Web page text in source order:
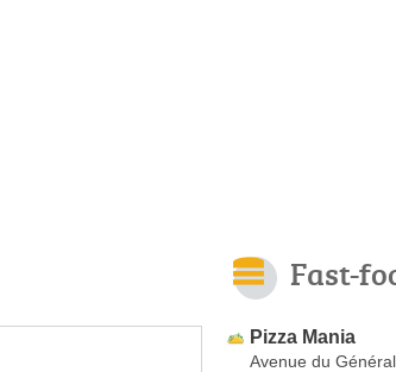
Fast-
Pizza Mania
Avenue du